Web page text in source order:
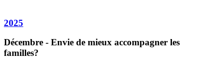
2025
Décembre - Envie de mieux accompagner les
familles?